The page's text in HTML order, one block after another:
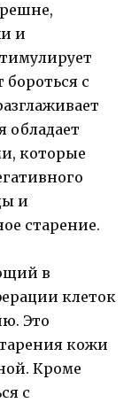
и
бороться с
которые
и
старение.
в
клеток
Это
кожи
Кроме
с